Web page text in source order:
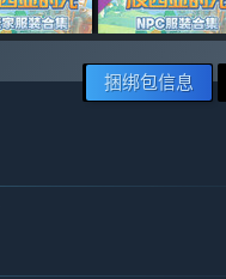
捆绑包信息